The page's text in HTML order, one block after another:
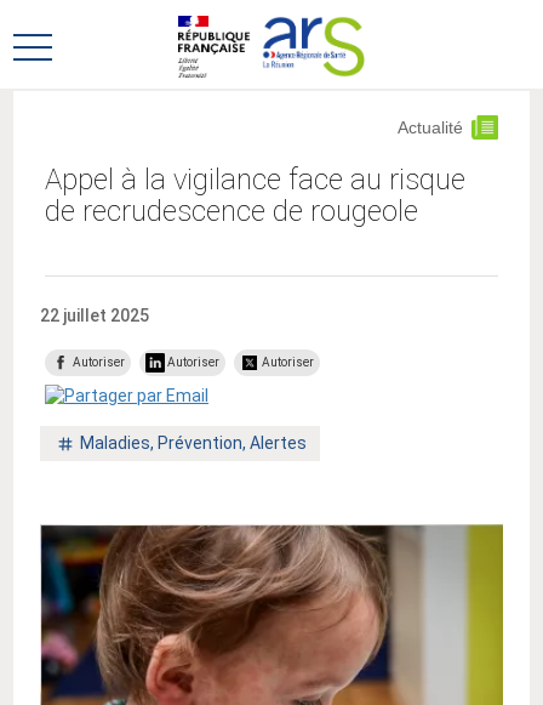
au
menu
au
contenu
Ouvrir
Appel à la vigilance face au risque
de recrudescence de rougeole
Actualité
22 juillet 2025
Autoriser Autoriser Autoriser
Mot
Maladies, Prévention, Alertes